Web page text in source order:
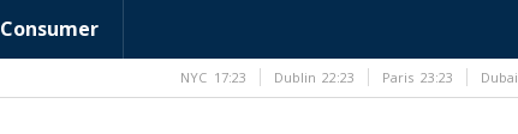
Consumer
NYC 17:23 Dublin 22:23 Paris 23:23 Dubai